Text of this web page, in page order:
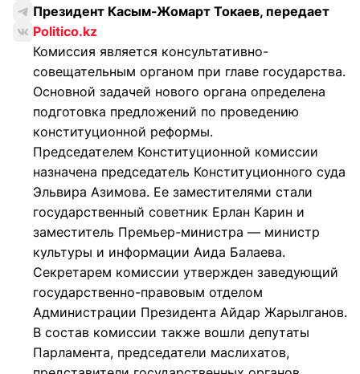
Президент Касым-Жомарт Токаев, передает
Politico.kz
Комиссия является консультативно-
совещательным органом при главе государства.
Основной задачей нового органа определена
подготовка предложений по проведению
конституционной реформы.
Председателем Конституционной комиссии
назначена председатель Конституционного суда
Эльвира Азимова. Ее заместителями стали
государственный советник Ерлан Карин и
заместитель Премьер-министра — министр
культуры и информации Аида Балаева.
Секретарем комиссии утвержден заведующий
государственно-правовым отделом
Администрации Президента Айдар Жарылганов.
В состав комиссии также вошли депутаты
Парламента, председатели маслихатов,